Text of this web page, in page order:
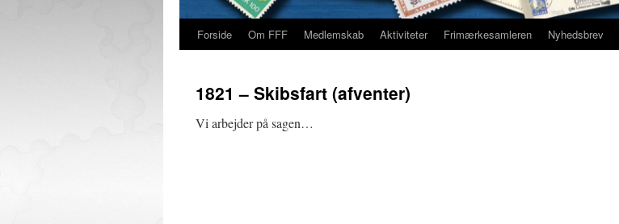
Forside Om FFF Medlemskab Aktiviteter Frimærkesamleren Nyhedsbrev
1821 – Skibsfart (afventer)
Vi arbejder på sagen…